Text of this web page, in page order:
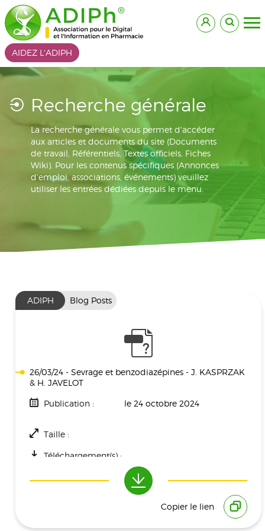
AIDEZ L'ADIPH
Recherche générale
La recherche générale vous permet d'accéder
aux articles et documents du site (Documents
de travail, Référentiels, Textes officiels, Fiches
Wiki). Pour les contenus spécifiques (Annonces
d'emploi, associations, événements) veuillez
utiliser les entrées dédiées depuis le menu.
ADIPH Blog Posts
26/03/24 - Sevrage et benzodiazépines - J. KASPRZAK
& H. JAVELOT
Publication : le 24 octobre 2024
Taille :
Téléchargement(s) :
Copier le lien